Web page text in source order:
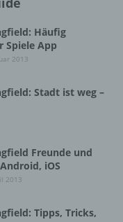
Häufig
Spiele App
2013
Stadt ist weg –
Freunde und
iOS
2013
Tipps, Tricks,
verarbeiten.
betroffenen
Fall in
in Form
mit der
gibt, dass
sie betreffenden